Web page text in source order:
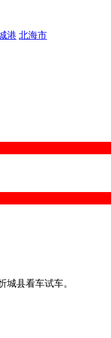
港 北海市
城县看车试车。